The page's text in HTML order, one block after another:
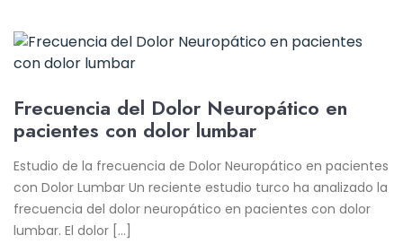
Frecuencia del Dolor Neuropático en
pacientes con dolor lumbar
Estudio de la frecuencia de Dolor Neuropático en pacientes
con Dolor Lumbar Un reciente estudio turco ha analizado la
frecuencia del dolor neuropático en pacientes con dolor
lumbar. El dolor […]